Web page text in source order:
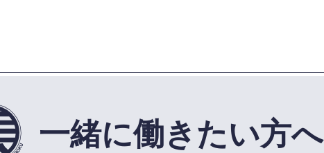
一緒に働きたい方へ